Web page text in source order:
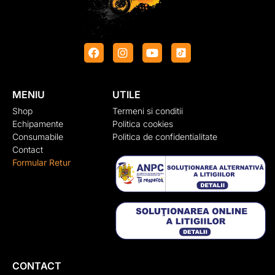
MENIU
Shop
Echipamente
Consumabile
Contact
Formular Retur
UTILE
Termeni si conditii
Politica cookies
Politica de confidentialitate
CONTACT